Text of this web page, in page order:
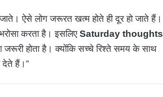
ऐसे लोग जरूरत खत्म होते ही दूर हो जाते हैं।
करता है। इसलिएSaturday thoughts
जरूरी होता है। क्योंकि सच्चे रिश्ते समय के साथ
देते हैं।”